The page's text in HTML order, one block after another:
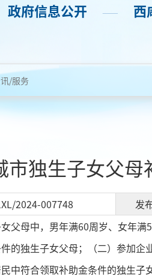
政府信息公开 —— 西
市独生子女父
2024-007748 发
父母中，男年满60周岁、女年
的独生子女父母；（二）参加
中符合领取补助金条件的独生